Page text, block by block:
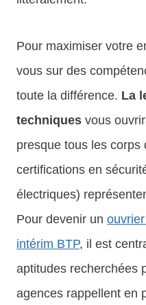
Pour maximiser votre
vous sur des
toute la différence. La
techniques vous
presque tous les corps
certifications en
électriques)
Pour devenir un
intérim BTP, il est
aptitudes recherchées
agences rappellent en